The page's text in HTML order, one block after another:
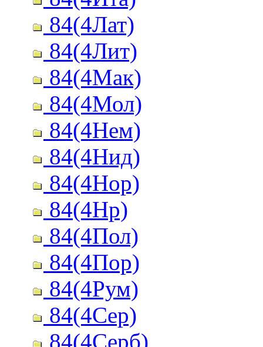
84(4Лат)
84(4Лит)
84(4Мак)
84(4Мол)
84(4Нем)
84(4Нид)
84(4Нор)
84(4Нр)
84(4Пол)
84(4Пор)
84(4Рум)
84(4Сер)
84(4Серб)